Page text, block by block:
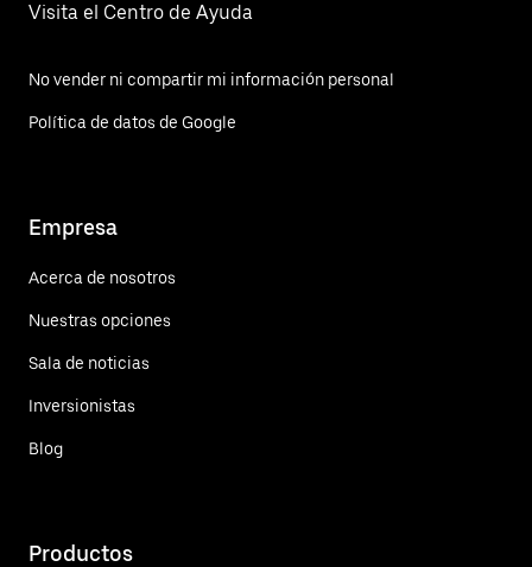
Visita el Centro de Ayuda
No vender ni compartir mi información personal
Política de datos de Google
Empresa
Acerca de nosotros
Nuestras opciones
Sala de noticias
Inversionistas
Blog
Productos